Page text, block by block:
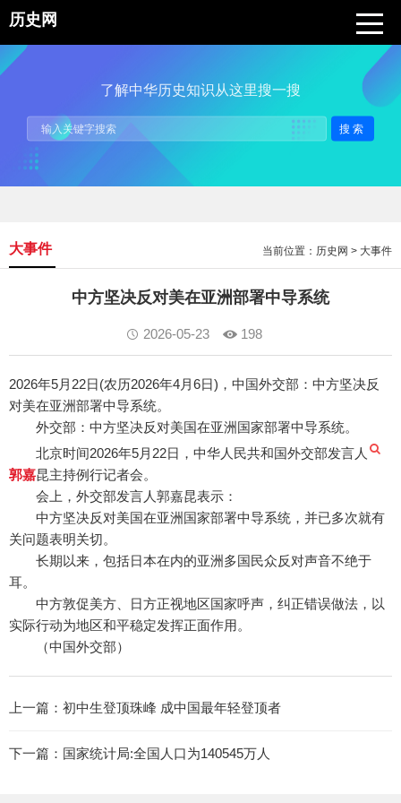
历史网
了解中华历史知识从这里搜一搜
搜索
当前位置： 历史网 > 大事件
大事件
中方坚决反对美在亚洲部署中导系统
2026-05-23 198
2026年5月22日(农历2026年4月6日)，中国外交部：中方坚决反
对美在亚洲部署中导系统。
外交部：中方坚决反对美国在亚洲国家部署中导系统。
北京时间2026年5月22日，中华人民共和国外交部发言人
郭嘉昆主持例行记者会。
会上，外交部发言人郭嘉昆表示：
中方坚决反对美国在亚洲国家部署中导系统，并已多次就有
关问题表明关切。
长期以来，包括日本在内的亚洲多国民众反对声音不绝于
耳。
中方敦促美方、日方正视地区国家呼声，纠正错误做法，以
实际行动为地区和平稳定发挥正面作用。
（中国外交部）
上一篇： 初中生登顶珠峰 成中国最年轻登顶者
下一篇： 国家统计局:全国人口为140545万人